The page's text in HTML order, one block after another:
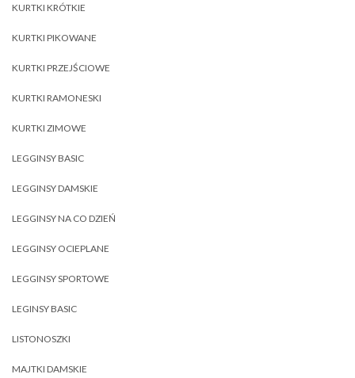
KURTKI KRÓTKIE
KURTKI PIKOWANE
KURTKI PRZEJŚCIOWE
KURTKI RAMONESKI
KURTKI ZIMOWE
LEGGINSY BASIC
LEGGINSY DAMSKIE
LEGGINSY NA CO DZIEŃ
LEGGINSY OCIEPLANE
LEGGINSY SPORTOWE
LEGINSY BASIC
LISTONOSZKI
MAJTKI DAMSKIE